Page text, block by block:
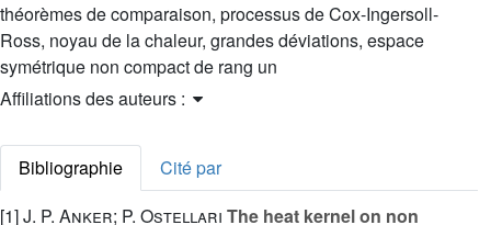
théorèmes de comparaison, processus de Cox-Ingersoll-
Ross, noyau de la chaleur, grandes déviations, espace
symétrique non compact de rang un
Affiliations des auteurs :
Bibliographie
Cité par
[1]J. P. Anker; P. Ostellari The heat kernel on non